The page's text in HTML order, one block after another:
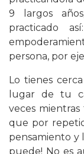
9 largos
practicado
persona, por
Lo tienes
lugar de tu
veces
que por
pensamiento y
puede! No es